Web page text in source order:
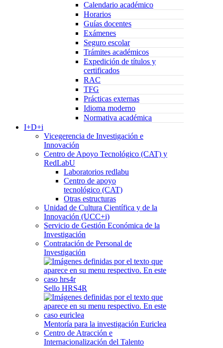
Calendario académico
Horarios
Guías docentes
Exámenes
Seguro escolar
Trámites académicos
Expedición de títulos y
certificados
RAC
TFG
Prácticas externas
Idioma moderno
Normativa académica
I+D+i
Vicegerencia de Investigación e
Innovación
Centro de Apoyo Tecnológico (CAT) y
RedLabU
Laboratorios redlabu
Centro de apoyo
tecnológico (CAT)
Otras estructuras
Unidad de Cultura Científica y de la
Innovación (UCC+i)
Servicio de Gestión Económica de la
Investigación
Contratación de Personal de
Investigación
Sello HRS4R
Mentoría para la investigación Euriclea
Centro de Atracción e
Internacionalización del Talento